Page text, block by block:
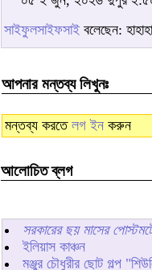
সাইফুলসাইফসাই বলেছেন:
আপনার মন্তব্য লিখুনঃ
মন্তব্য করতে লগ ইন করুন
আলোচিত ব্লগ
সরকারের ছয় মাসের
ইলিয়াস কাঞ্চন
মঞ্জুর চৌধুরীর ছোট গল্প